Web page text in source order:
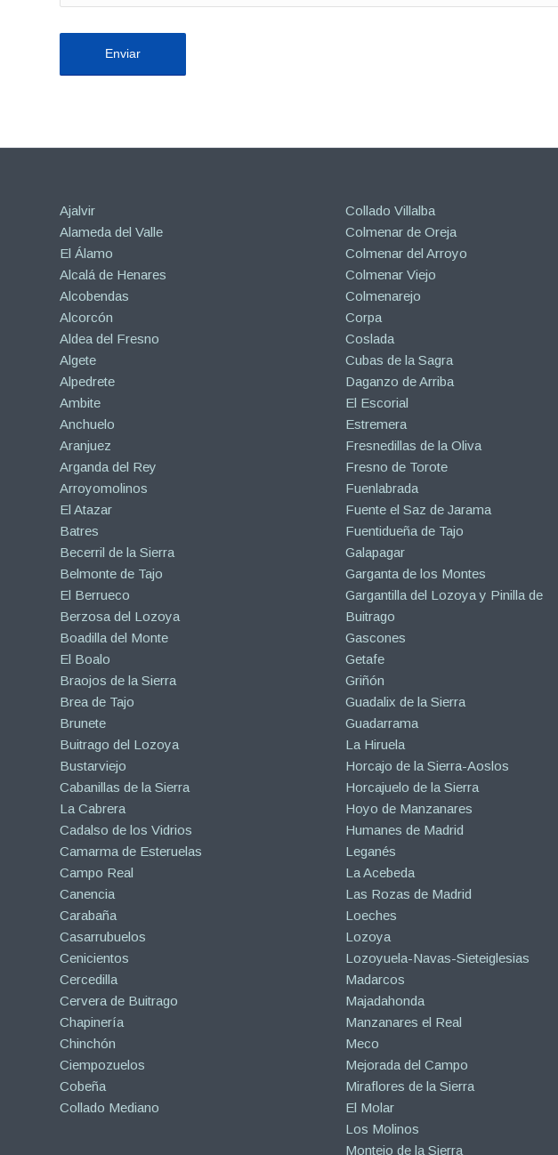
Ajalvir
Alameda del Valle
El Álamo
Alcalá de Henares
Alcobendas
Alcorcón
Aldea del Fresno
Algete
Alpedrete
Ambite
Anchuelo
Aranjuez
Arganda del Rey
Arroyomolinos
El Atazar
Batres
Becerril de la Sierra
Belmonte de Tajo
El Berrueco
Berzosa del Lozoya
Boadilla del Monte
El Boalo
Braojos de la Sierra
Brea de Tajo
Brunete
Buitrago del Lozoya
Bustarviejo
Cabanillas de la Sierra
La Cabrera
Cadalso de los Vidrios
Camarma de Esteruelas
Campo Real
Canencia
Carabaña
Casarrubuelos
Cenicientos
Cercedilla
Cervera de Buitrago
Chapinería
Chinchón
Ciempozuelos
Cobeña
Collado Mediano
Collado Villalba
Colmenar de Oreja
Colmenar del Arroyo
Colmenar Viejo
Colmenarejo
Corpa
Coslada
Cubas de la Sagra
Daganzo de Arriba
El Escorial
Estremera
Fresnedillas de la Oliva
Fresno de Torote
Fuenlabrada
Fuente el Saz de Jarama
Fuentidueña de Tajo
Galapagar
Garganta de los Montes
Gargantilla del Lozoya y Pinilla de
Buitrago
Gascones
Getafe
Griñón
Guadalix de la Sierra
Guadarrama
La Hiruela
Horcajo de la Sierra-Aoslos
Horcajuelo de la Sierra
Hoyo de Manzanares
Humanes de Madrid
Leganés
La Acebeda
Las Rozas de Madrid
Loeches
Lozoya
Lozoyuela-Navas-Sieteiglesias
Madarcos
Majadahonda
Manzanares el Real
Meco
Mejorada del Campo
Miraflores de la Sierra
El Molar
Los Molinos
Montejo de la Sierra